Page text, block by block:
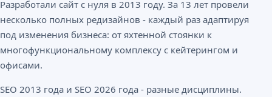
Разработали сайт с нуля в 2013 году. За 13 лет провели
несколько полных редизайнов - каждый раз адаптируя
под изменения бизнеса: от яхтенной стоянки к
многофункциональному комплексу с кейтерингом и
офисами.
SEO 2013 года и SEO 2026 года - разные дисциплины.